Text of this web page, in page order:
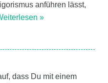
anführen lässt,
»
dass Du mit einem